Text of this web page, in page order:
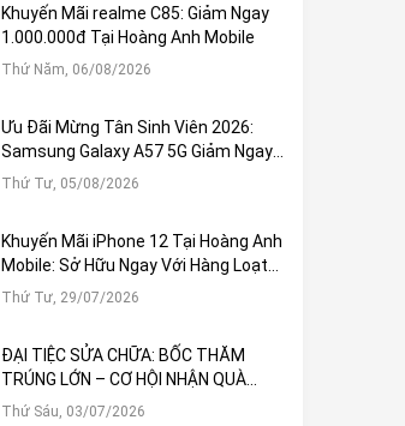
Khuyến Mãi realme C85: Giảm Ngay
1.000.000đ Tại Hoàng Anh Mobile
Thứ Năm, 06/08/2026
Ưu Đãi Mừng Tân Sinh Viên 2026:
Samsung Galaxy A57 5G Giảm Ngay
1.000.000đ
Thứ Tư, 05/08/2026
Khuyến Mãi iPhone 12 Tại Hoàng Anh
Mobile: Sở Hữu Ngay Với Hàng Loạt
Ưu Đãi Hấp Dẫn
Thứ Tư, 29/07/2026
ĐẠI TIỆC SỬA CHỮA: BỐC THĂM
TRÚNG LỚN – CƠ HỘI NHẬN QUÀ
KHỦNG TẠI HOÀNG ANH MOBILE
Thứ Sáu, 03/07/2026